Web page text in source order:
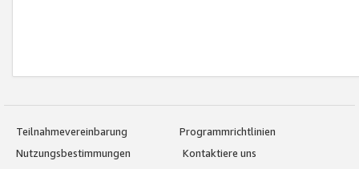
Teilnahmevereinbarung
Programmrichtlinien
Nutzungsbestimmungen
Kontaktiere uns